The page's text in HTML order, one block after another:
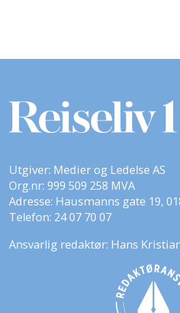
Utgiver: Medier og Ledelse AS
Org.nr: 999 509 258 MVA
Adresse: Hausmanns gate 19,
Telefon: 24 07 70 07
Ansvarlig redaktør: Hans